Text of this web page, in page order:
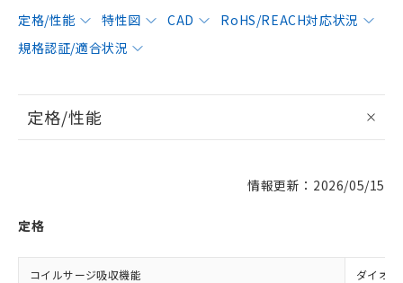
定格/性能 特性図 CAD
RoHS/REACH対応状況
規格認証/適合状況
定格/性能
情報更新：2026/05/15
定格
コイルサージ吸収機能 ダイオ